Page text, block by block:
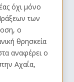
όχι μόνο
των
ο
θρησκεία
αναφέρει ο
Αχαΐα,